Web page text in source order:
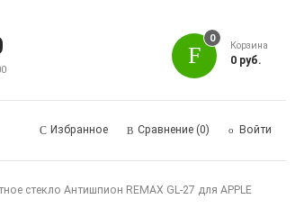
0
Корзина
0 руб.
Избранное Сравнение (0) Войти
стекло Антишпион REMAX GL-27 для APPLE